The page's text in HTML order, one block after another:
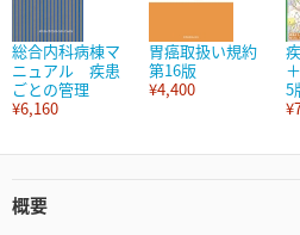
総合内科病棟マ
ニュアル 疾患
ごとの管理
¥6,160
胃癌取扱い規約
第16版
¥4,400
5
概要